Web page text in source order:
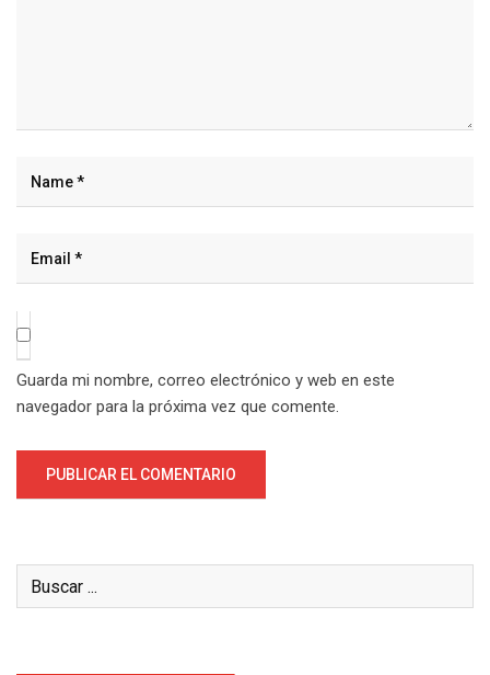
Guarda mi nombre, correo electrónico y web en este
navegador para la próxima vez que comente.